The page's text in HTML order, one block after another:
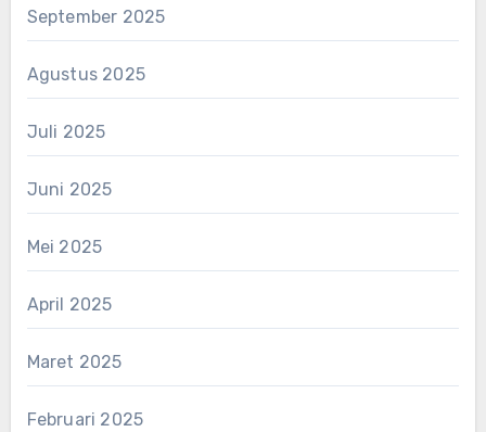
September 2025
Agustus 2025
Juli 2025
Juni 2025
Mei 2025
April 2025
Maret 2025
Februari 2025